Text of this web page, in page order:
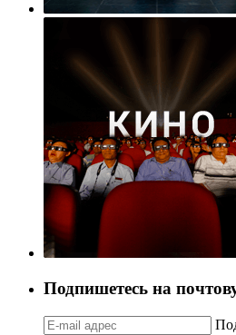
Подпишетесь на